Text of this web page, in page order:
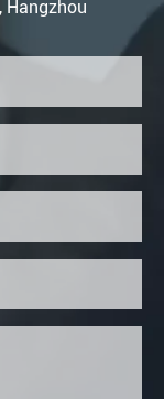
Hangzhou